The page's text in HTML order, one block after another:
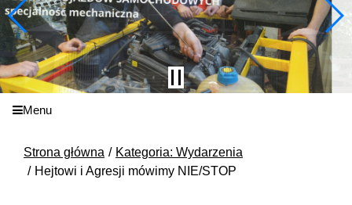
Menu
Strona główna
Kategoria: Wydarzenia
Hejtowi i Agresji mówimy NIE/STOP